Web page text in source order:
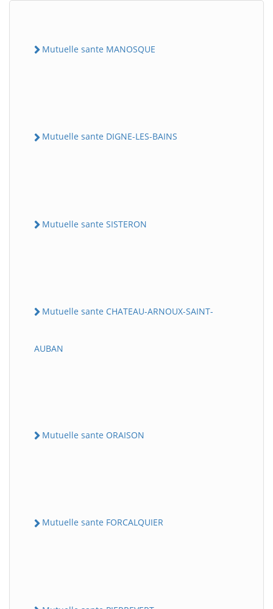
Mutuelle sante MANOSQUE
Mutuelle sante DIGNE-LES-BAINS
Mutuelle sante SISTERON
Mutuelle sante CHATEAU-ARNOUX-SAINT-
AUBAN
Mutuelle sante ORAISON
Mutuelle sante FORCALQUIER